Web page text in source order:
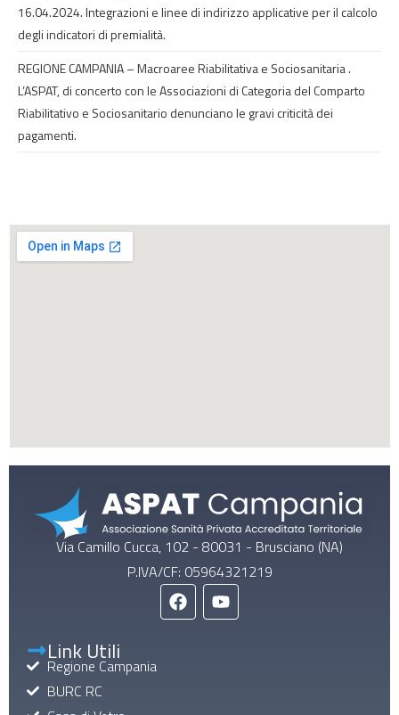
16.04.2024. Integrazioni e linee di indirizzo applicative per il calcolo
degli indicatori di premialità.
REGIONE CAMPANIA – Macroaree Riabilitativa e Sociosanitaria .
L’ASPAT, di concerto con le Associazioni di Categoria del Comparto
Riabilitativo e Sociosanitario denunciano le gravi criticità dei
pagamenti.
Via Camillo Cucca, 102 - 80031 - Brusciano (NA)
P.IVA/CF: 05964321219
Link Utili
Regione Campania
BURC RC